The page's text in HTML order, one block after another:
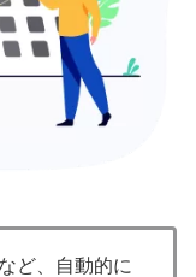
ど、自動的に